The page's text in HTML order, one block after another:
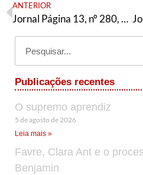
ANTERIOR
Jornal Página 13, n° 280, Junho/2025 – tese nacional PED
Publicações recentes
O supremo aprendiz
5 de agosto de 2026
Leia mais »
Favre, Clara Ant e o
Benjamin